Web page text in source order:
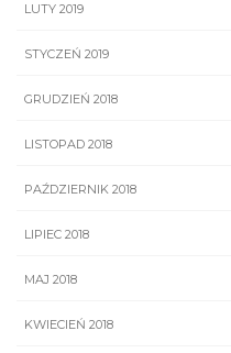
LUTY 2019
STYCZEŃ 2019
GRUDZIEŃ 2018
LISTOPAD 2018
PAŹDZIERNIK 2018
LIPIEC 2018
MAJ 2018
KWIECIEŃ 2018